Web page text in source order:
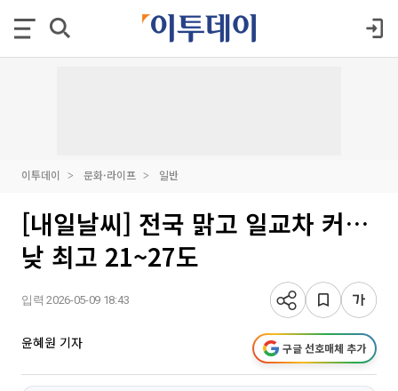
이투데이 문화·라이프 일반
[내일날씨] 전국 맑고 일교차 커…
낮 최고 21~27도
입력 2026-05-09 18:43
윤혜원 기자 구글 선호매체 추가